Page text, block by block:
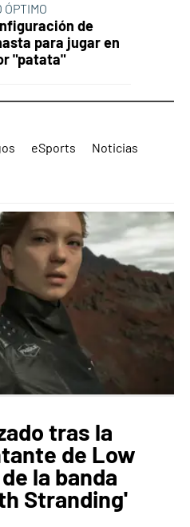
ÓPTIMO
de
para jugar en
"patata"
eSports
Noticias
tras la
de Low
la banda
Stranding'